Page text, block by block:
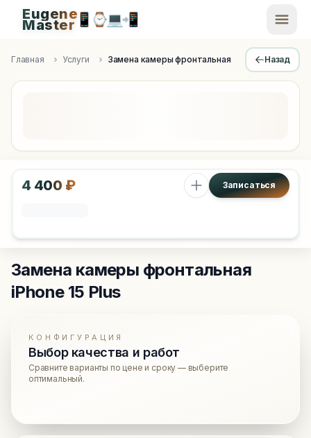
Apple Diagnostics & Engineering Authority in Saint
Eugene
Master📱 ⌚💻📲
Главная Услуги Замена камеры фронтальная Назад
4 400 ₽ Записаться
Замена камеры фронтальная
iPhone 15 Plus
КОНФИГУРАЦИЯ
Выбор качества и работ
Сравните варианты по цене и сроку — выберите
оптимальный.